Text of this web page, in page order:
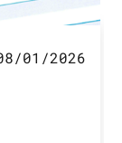
01/2026